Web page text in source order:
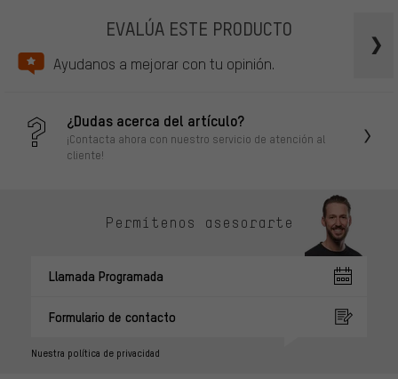
EVALÚA ESTE PRODUCTO
Ayudanos a mejorar con tu opinión.
¿Dudas acerca del artículo?
¡Contacta ahora con nuestro servicio de atención al
cliente!
Permítenos asesorarte
Llamada Programada
Formulario de contacto
Nuestra política de privacidad